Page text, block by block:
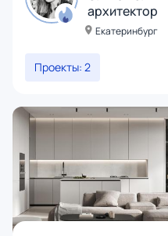
архитектор
Екатеринбург
Проекты: 2